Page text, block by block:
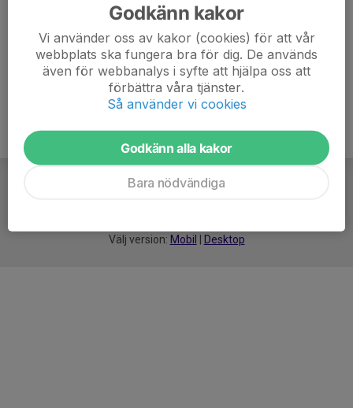
Välj version: Mobil Desktop
Godkänn kakor
Vi använder oss av kakor (cookies) för att vår
webbplats ska fungera bra för dig. De används
även för webbanalys i syfte att hjälpa oss att
förbättra våra tjänster.
Så använder vi cookies
Godkänn alla kakor
Bara nödvändiga